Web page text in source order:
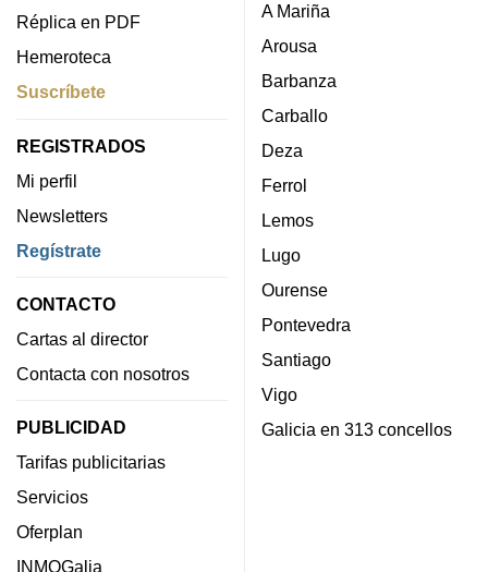
Réplica en PDF
Hemeroteca
Suscríbete
REGISTRADOS
Mi perfil
Newsletters
Regístrate
CONTACTO
Cartas al director
Contacta con nosotros
PUBLICIDAD
Tarifas publicitarias
Servicios
Oferplan
INMOGalia
A Mariña
Arousa
Barbanza
Carballo
Deza
Ferrol
Lemos
Lugo
Ourense
Pontevedra
Santiago
Vigo
Galicia en 313 concellos